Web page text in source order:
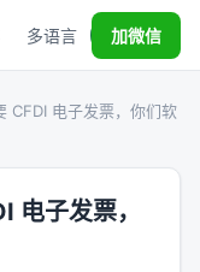
多语言 税务对接
加微信
CFDI 电子发票，你们软
电子发票，